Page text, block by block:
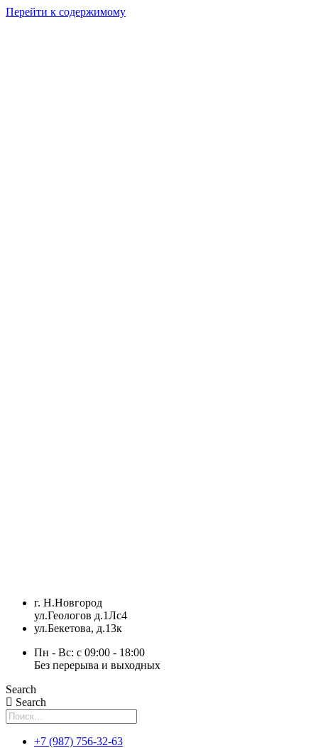
Перейти к содержимому
г. Н.Новгород
ул.Геологов д.1Лс4
ул.Бекетова, д.13к
Пн - Вс: с 09:00 - 18:00
Без перерыва и выходных
Search
Search
+7 (987) 756-32-63